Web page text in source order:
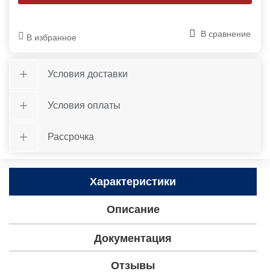
В избранное В сравнение
Условия доставки
Условия оплаты
Рассрочка
Характеристики
Описание
Документация
Отзывы